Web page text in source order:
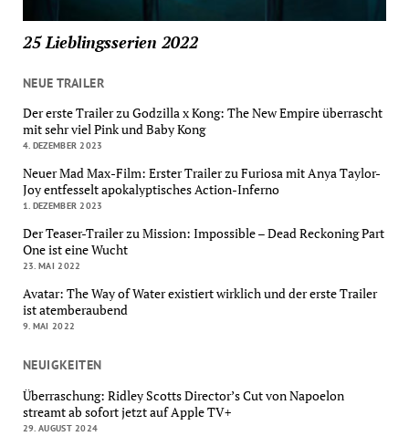
25 Lieblingsserien 2022
NEUE TRAILER
Der erste Trailer zu Godzilla x Kong: The New Empire überrascht
mit sehr viel Pink und Baby Kong
4. DEZEMBER 2023
Neuer Mad Max-Film: Erster Trailer zu Furiosa mit Anya Taylor-
Joy entfesselt apokalyptisches Action-Inferno
1. DEZEMBER 2023
Der Teaser-Trailer zu Mission: Impossible – Dead Reckoning Part
One ist eine Wucht
23. MAI 2022
Avatar: The Way of Water existiert wirklich und der erste Trailer
ist atemberaubend
9. MAI 2022
NEUIGKEITEN
Überraschung: Ridley Scotts Director’s Cut von Napoelon
streamt ab sofort jetzt auf Apple TV+
29. AUGUST 2024